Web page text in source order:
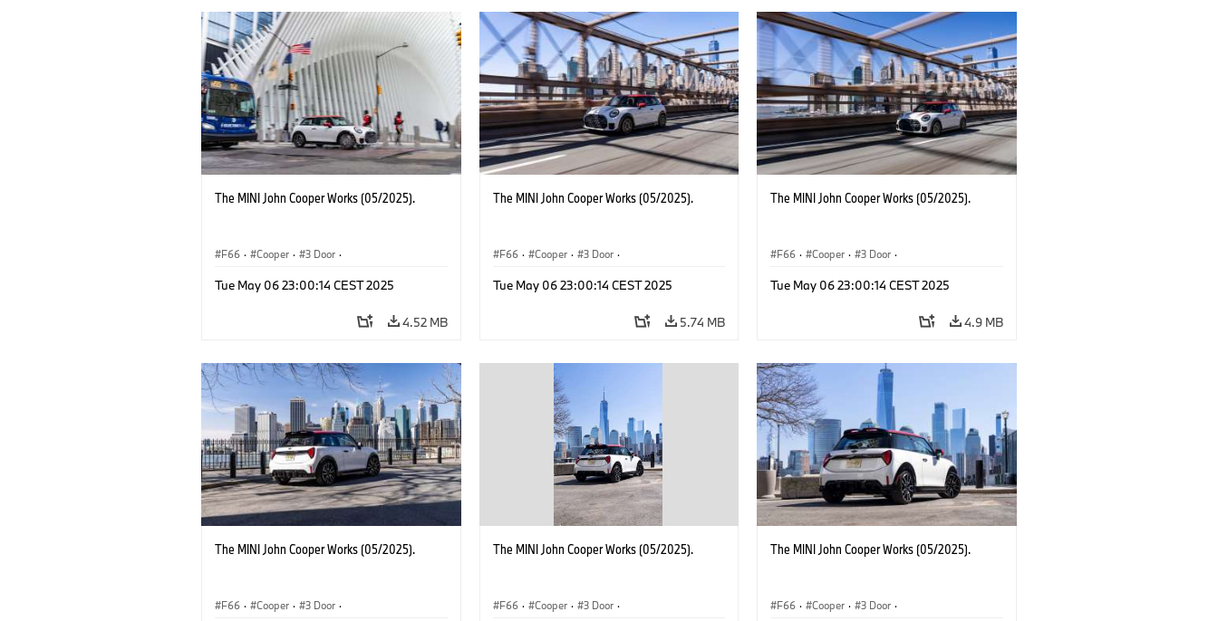
The MINI John Cooper Works (05/2025).
F66 · Cooper · 3 Door ·
Tue May 06 23:00:14 CEST 2025
4.52 MB
The MINI John Cooper Works (05/2025).
F66 · Cooper · 3 Door ·
Tue May 06 23:00:14 CEST 2025
5.74 MB
The MINI John Cooper Works (05/2025).
F66 · Cooper · 3 Door ·
Tue May 06 23:00:14 CEST 2025
4.9 MB
The MINI John Cooper Works (05/2025).
F66 · Cooper · 3 Door ·
The MINI John Cooper Works (05/2025).
F66 · Cooper · 3 Door ·
The MINI John Cooper Works (05/2025).
F66 · Cooper · 3 Door ·